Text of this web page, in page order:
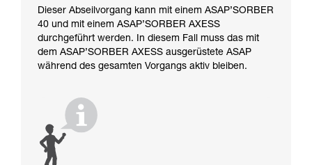
Dieser Abseilvorgang kann mit einem ASAP’SORBER
40 und mit einem ASAP’SORBER AXESS
durchgeführt werden. In diesem Fall muss das mit
dem ASAP’SORBER AXESS ausgerüstete ASAP
während des gesamten Vorgangs aktiv bleiben.